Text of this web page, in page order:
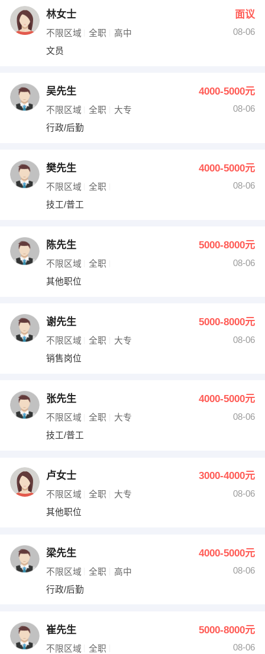
编辑
其他职位
林女士 面议
不限区域 全职 高中
08-06
文员
吴先生 4000-5000元
不限区域 全职 大专
08-06
行政/后勤
樊先生 4000-5000元
不限区域 全职
08-06
技工/普工
陈先生 5000-8000元
不限区域 全职
08-06
其他职位
谢先生 5000-8000元
不限区域 全职 大专
08-06
销售岗位
张先生 4000-5000元
不限区域 全职 大专
08-06
技工/普工
卢女士 3000-4000元
不限区域 全职 大专
08-06
其他职位
梁先生 4000-5000元
不限区域 全职 高中
08-06
行政/后勤
崔先生 5000-8000元
不限区域 全职
08-06